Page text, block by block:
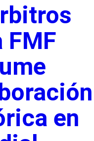
FMF
en